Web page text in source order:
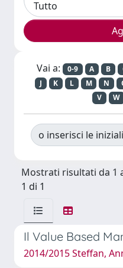
Vai a: 0-9 A B
J
K L M N
V
W
o inserisci le
Mostrati risultati da 1
1 di 1
Il Value Based
2014/2015 Steffan,